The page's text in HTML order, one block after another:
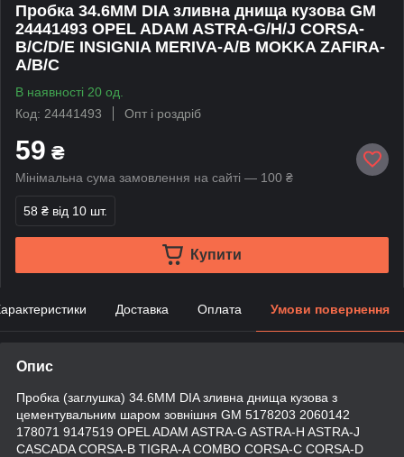
Пробка 34.6MM DIA зливна днища кузова GM
24441493 OPEL ADAM ASTRA-G/H/J CORSA-
B/C/D/E INSIGNIA MERIVA-A/B MOKKA ZAFIRA-
A/B/C
В наявності 20 од.
Код: 24441493
Опт і роздріб
59 ₴
Мінімальна сума замовлення на сайті — 100 ₴
58 ₴ від 10 шт.
Купити
Доставка Оплата Умови повернення
Опис
Пробка (заглушка) 34.6MM DIA зливна днища кузова з
цементувальним шаром зовнішня GM 5178203 2060142
178071 9147519 OPEL ADAM ASTRA-G ASTRA-H ASTRA-J
CASCADA CORSA-B TIGRA-A COMBO CORSA-C CORSA-D